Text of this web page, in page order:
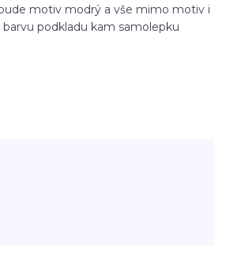
motiv modrý a vše mimo motiv i
podkladu kam samolepku